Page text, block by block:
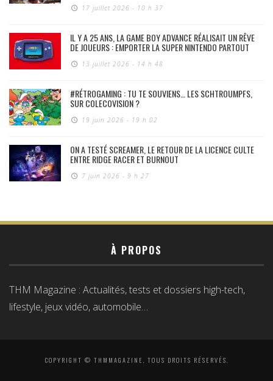
17 juillet 2026 - 10 h 37
IL Y A 25 ANS, LA GAME BOY ADVANCE RÉALISAIT UN RÊVE
DE JOUEURS : EMPORTER LA SUPER NINTENDO PARTOUT
13 juillet 2026 - 14 h 48
#RÉTROGAMING : TU TE SOUVIENS… LES SCHTROUMPFS,
SUR COLECOVISION ?
19 juin 2026 - 19 h 02
ON A TESTÉ SCREAMER, LE RETOUR DE LA LICENCE CULTE
ENTRE RIDGE RACER ET BURNOUT
7 juin 2026 - 9 h 27
À PROPOS
THM Magazine : Actualités, tests et dossiers high-tech,
lifestyle, jeux vidéo, automobile…
COPYRIGHT © THMMAGAZINE, TOUS DROITS RÉSERVÉS.